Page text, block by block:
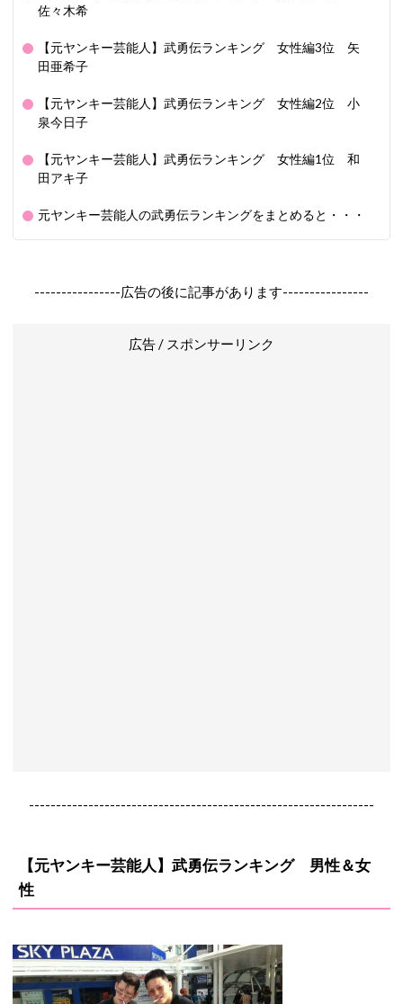
佐々木希
【元ヤンキー芸能人】武勇伝ランキング 女性編3位 矢
田亜希子
【元ヤンキー芸能人】武勇伝ランキング 女性編2位 小
泉今日子
【元ヤンキー芸能人】武勇伝ランキング 女性編1位 和
田アキ子
元ヤンキー芸能人の武勇伝ランキングをまとめると・・・
----------------広告の後に記事があります----------------
広告 / スポンサーリンク
----------------------------------------------------------------
【元ヤンキー芸能人】武勇伝ランキング 男性＆女
性